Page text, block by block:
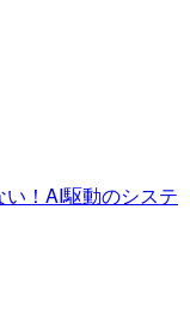
い！AI駆動のシステ